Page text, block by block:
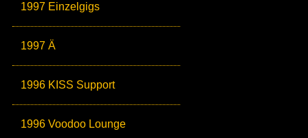
1997 Einzelgigs
1997 Ä
1996 KISS Support
1996 Voodoo Lounge